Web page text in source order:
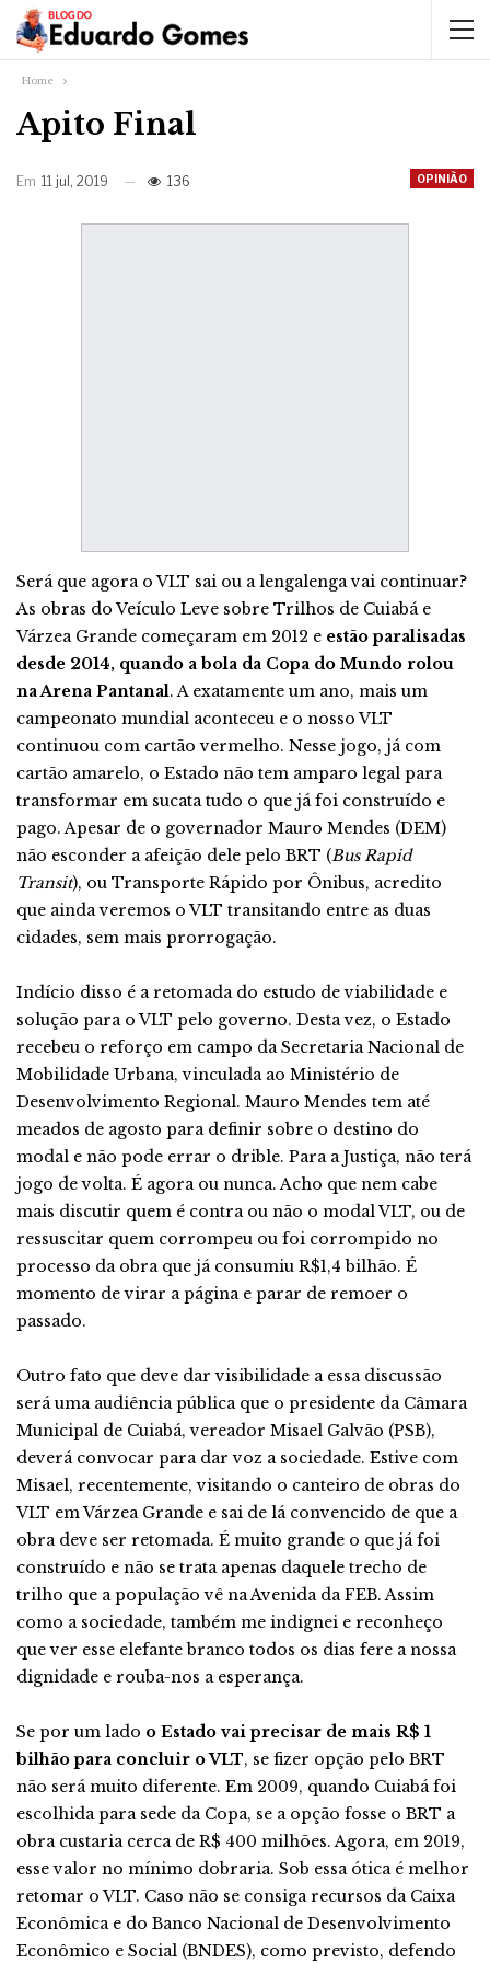
Home
Apito Final
OPINIÃO
Em 11 jul, 2019 136
Será que agora o VLT sai ou a lengalenga vai continuar?
As obras do Veículo Leve sobre Trilhos de Cuiabá e
Várzea Grande começaram em 2012 e estão paralisadas
desde 2014, quando a bola da Copa do Mundo rolou
na Arena Pantanal. A exatamente um ano, mais um
campeonato mundial aconteceu e o nosso VLT
continuou com cartão vermelho. Nesse jogo, já com
cartão amarelo, o Estado não tem amparo legal para
transformar em sucata tudo o que já foi construído e
pago. Apesar de o governador Mauro Mendes (DEM)
não esconder a afeição dele pelo BRT (Bus Rapid
Transit), ou Transporte Rápido por Ônibus, acredito
que ainda veremos o VLT transitando entre as duas
cidades, sem mais prorrogação.
Indício disso é a retomada do estudo de viabilidade e
solução para o VLT pelo governo. Desta vez, o Estado
recebeu o reforço em campo da Secretaria Nacional de
Mobilidade Urbana, vinculada ao Ministério de
Desenvolvimento Regional. Mauro Mendes tem até
meados de agosto para definir sobre o destino do
modal e não pode errar o drible. Para a Justiça, não terá
jogo de volta. É agora ou nunca. Acho que nem cabe
mais discutir quem é contra ou não o modal VLT, ou de
ressuscitar quem corrompeu ou foi corrompido no
processo da obra que já consumiu R$1,4 bilhão. É
momento de virar a página e parar de remoer o
passado.
Outro fato que deve dar visibilidade a essa discussão
será uma audiência pública que o presidente da Câmara
Municipal de Cuiabá, vereador Misael Galvão (PSB),
deverá convocar para dar voz a sociedade. Estive com
Misael, recentemente, visitando o canteiro de obras do
VLT em Várzea Grande e sai de lá convencido de que a
obra deve ser retomada. É muito grande o que já foi
construído e não se trata apenas daquele trecho de
trilho que a população vê na Avenida da FEB. Assim
como a sociedade, também me indignei e reconheço
que ver esse elefante branco todos os dias fere a nossa
dignidade e rouba-nos a esperança.
Se por um lado o Estado vai precisar de mais R$ 1
bilhão para concluir o VLT, se fizer opção pelo BRT
não será muito diferente. Em 2009, quando Cuiabá foi
escolhida para sede da Copa, se a opção fosse o BRT a
obra custaria cerca de R$ 400 milhões. Agora, em 2019,
esse valor no mínimo dobraria. Sob essa ótica é melhor
retomar o VLT. Caso não se consiga recursos da Caixa
Econômica e do Banco Nacional de Desenvolvimento
Econômico e Social (BNDES), como previsto, defendo